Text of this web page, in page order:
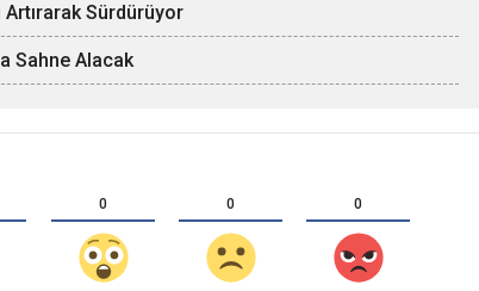
Artırarak Sürdürüyor
Sahne Alacak
0 0 0